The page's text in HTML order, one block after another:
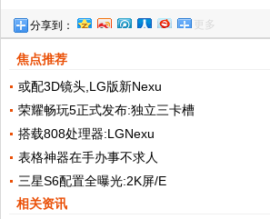
分享到： 更多
焦点推荐
或配3D镜头,LG版新Nexu
荣耀畅玩5正式发布:独立三卡槽
搭载808处理器:LGNexu
表格神器在手办事不求人
三星S6配置全曝光:2K屏/E
相关资讯